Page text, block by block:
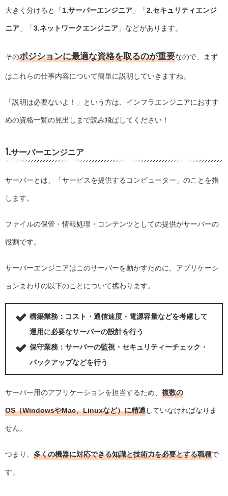
大きく分けると「1.サーバーエンジニア 」「2.セキュリティエンジ
ニア 」「3.ネットワークエンジニア 」などがあります。
そのポジションに最適な資格を取るのが重要なので、まず
はこれらの仕事内容について簡単に説明していきますね。
「説明は必要ないよ！」という方は、 インフラエンジニアにおすす
めの資格一覧の見出しまで読み飛ばしてください！
1.サーバーエンジニア
サーバーとは、「サービスを提供するコンピューター」のことを指
します。
ファイルの保管・情報処理・コンテンツとしての提供がサーバーの
役割です。
サーバーエンジニアはこのサーバーを動かすために、アプリケーシ
ョンまわりの以下のことについて携わります。
構築業務： コスト・通信速度・電源容量などを考慮して
運用に必要なサーバーの設計を行う
保守業務：サーバーの監視・セキュリティーチェック・
バックアップなどを行う
サーバー用のアプリケーションを担当するため、 複数の
OS（WindowsやMac、Linuxなど）に精通していなければなりま
せん。
つまり、 多くの機器に対応できる知識と技術力を必要とする職種で
す。